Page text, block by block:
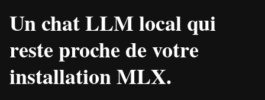
Un chat LLM local qui
reste proche de votre
installation MLX.